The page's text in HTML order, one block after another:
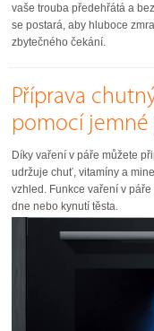
vaše trouba předehřátá a
se postará, aby hluboce
zbytečného čekání.
Příprava
pomocí jemné
Díky vaření v páře můžete
udržuje chuť, vitamíny a
vzhled. Funkce vaření v
dne nebo kynutí těsta.